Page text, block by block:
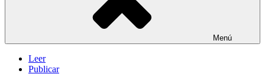
Menú
Leer
Publicar